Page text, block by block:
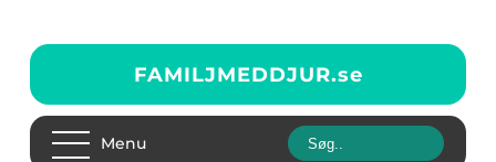
FAMILJMEDDJUR.se
Menu